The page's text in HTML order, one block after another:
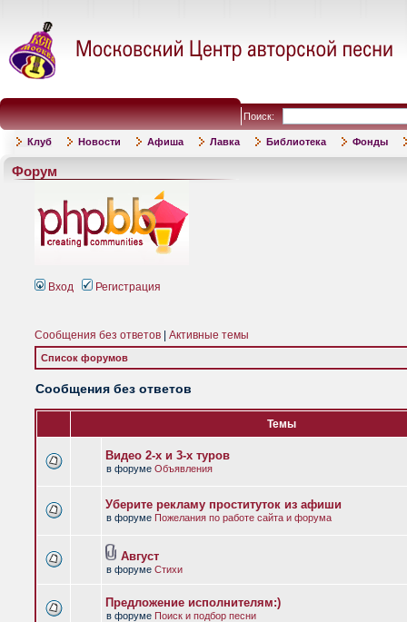
Поиск:
Клуб Новости Афиша Лавка Библиотека Фонды
Форум
Вход Регистрация
Сообщения без ответов Активные темы
Список форумов
Сообщения без ответов
Темы
Видео 2-х и 3-х туров
в форуме Объявления
Уберите рекламу проституток из афиши
в форуме Пожелания по работе сайта и форума
Август
в форуме Стихи
Предложение исполнителям:)
в форуме Поиск и подбор песни